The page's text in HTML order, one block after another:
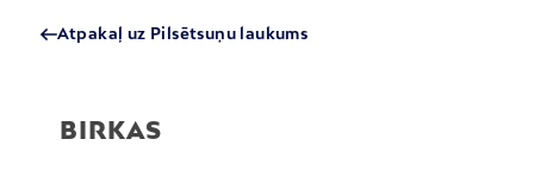
Atpakaļ uz Pilsētsuņu laukums
BIRKAS